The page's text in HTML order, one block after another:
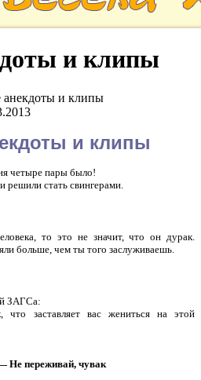
и клипы
и клипы
и клипы
четыре пары было!
стать свингерами.
то это не значит, что он дурак.
больше, чем ты того заслуживаешь.
ЗАГСа:
заставляет вас жениться на этой
Не переживай, чувак